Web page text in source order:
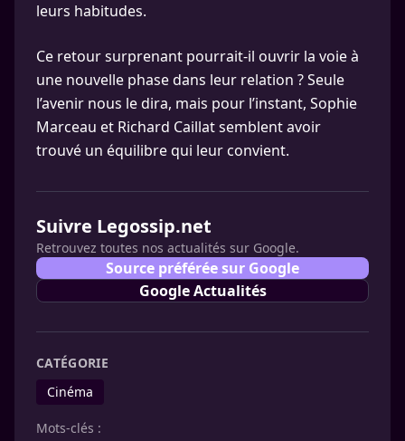
leurs habitudes.
Ce retour surprenant pourrait-il ouvrir la voie à
une nouvelle phase dans leur relation ? Seule
l’avenir nous le dira, mais pour l’instant, Sophie
Marceau et Richard Caillat semblent avoir
trouvé un équilibre qui leur convient.
Suivre Legossip.net
Retrouvez toutes nos actualités sur Google.
Source préférée sur Google
Google Actualités
CATÉGORIE
Cinéma
Mots-clés :